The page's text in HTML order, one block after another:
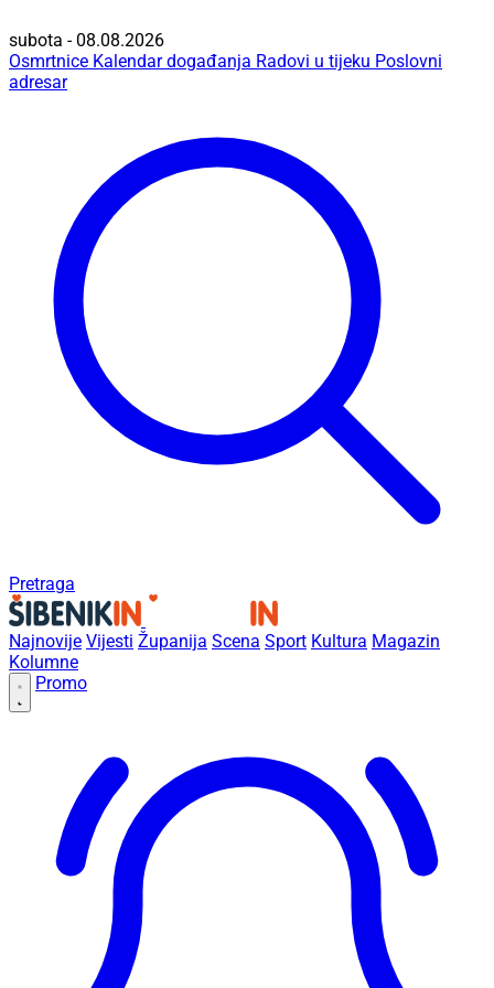
subota - 08.08.2026
Osmrtnice Kalendar događanja Radovi u tijeku Poslovni
adresar
Pretraga
Najnovije Vijesti Županija Scena Sport Kultura Magazin
Kolumne
Promo